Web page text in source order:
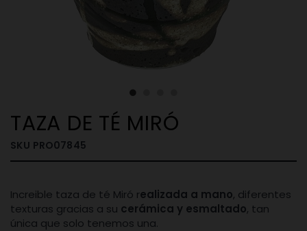
TAZA DE TÉ MIRÓ
SKU PRO07845
Increible taza de té Miró realizada a mano, diferentes
texturas gracias a su cerámica y esmaltado, tan
única que solo tenemos una.